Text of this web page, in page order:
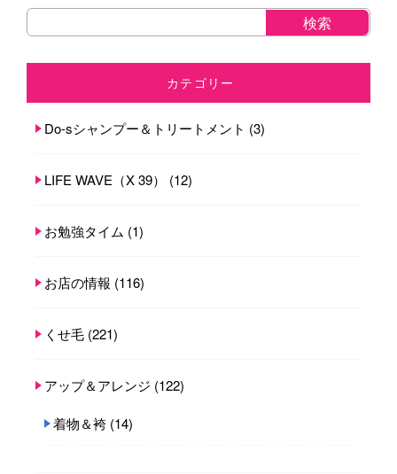
カテゴリー
Do-sシャンプー＆トリートメント (3)
LIFE WAVE（X 39） (12)
お勉強タイム (1)
お店の情報 (116)
くせ毛 (221)
アップ＆アレンジ (122)
着物＆袴 (14)